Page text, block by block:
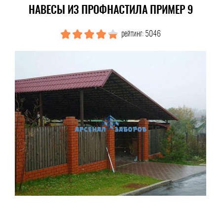
НАВЕСЫ ИЗ ПРОФНАСТИЛА ПРИМЕР 9
рейтинг: 5046